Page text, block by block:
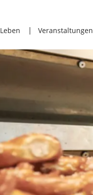
Leben Veranstaltungen